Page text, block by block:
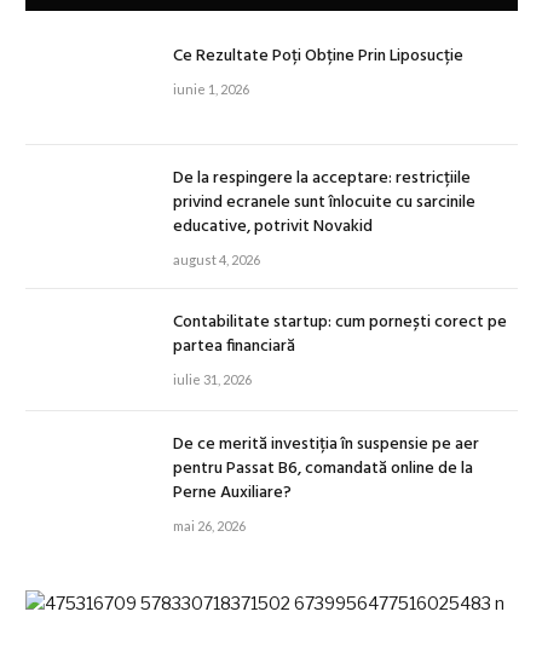
Ce Rezultate Poți Obține Prin Liposucție
iunie 1, 2026
De la respingere la acceptare: restricțiile
privind ecranele sunt înlocuite cu sarcinile
educative, potrivit Novakid
august 4, 2026
Contabilitate startup: cum pornești corect pe
partea financiară
iulie 31, 2026
De ce merită investiția în suspensie pe aer
pentru Passat B6, comandată online de la
Perne Auxiliare?
mai 26, 2026